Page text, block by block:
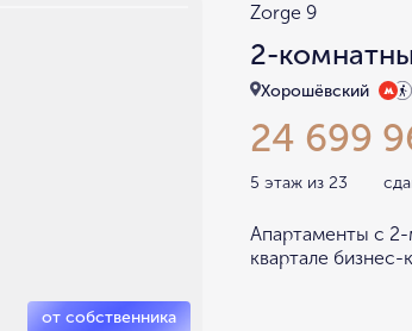
до
Zorge 9
2-
Хорошёвский
24 699
5 этаж из 23
Апартаменты с
квартале бизнес-